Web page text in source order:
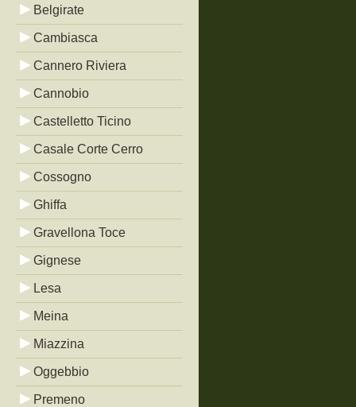
Belgirate
Cambiasca
Cannero Riviera
Cannobio
Castelletto Ticino
Casale Corte Cerro
Cossogno
Ghiffa
Gravellona Toce
Gignese
Lesa
Meina
Miazzina
Oggebbio
Premeno